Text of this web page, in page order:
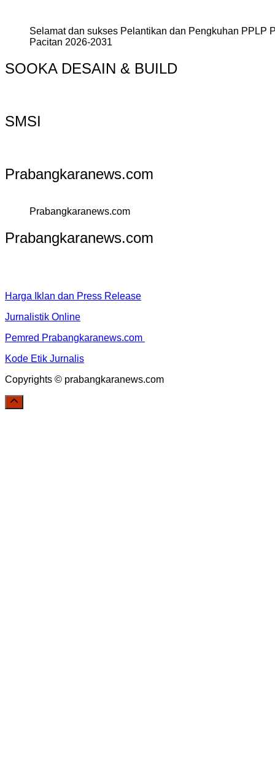
Selamat dan sukses Pelantikan dan Pengkuhan PPLP
Pacitan 2026-2031
SOOKA DESAIN & BUILD
SMSI
Prabangkaranews.com
Prabangkaranews.com
Prabangkaranews.com
Harga Iklan dan Press Release
Jurnalistik Online
Pemred Prabangkaranews.com
Kode Etik Jurnalis
Copyrights © prabangkaranews.com